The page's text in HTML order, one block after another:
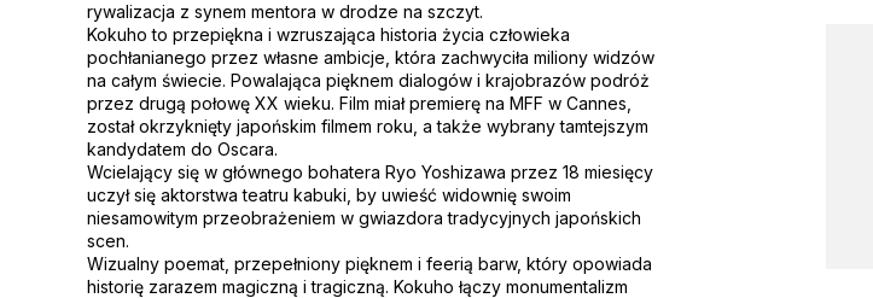
rywalizacja z synem mentora w drodze na szczyt.
Kokuho to przepiękna i wzruszająca historia życia człowieka
pochłanianego przez własne ambicje, która zachwyciła miliony widzów
na całym świecie. Powalająca pięknem dialogów i krajobrazów podróż
przez drugą połowę XX wieku. Film miał premierę na MFF w Cannes,
został okrzyknięty japońskim filmem roku, a także wybrany tamtejszym
kandydatem do Oscara.
Wcielający się w głównego bohatera Ryo Yoshizawa przez 18 miesięcy
uczył się aktorstwa teatru kabuki, by uwieść widownię swoim
niesamowitym przeobrażeniem w gwiazdora tradycyjnych japońskich
scen.
Wizualny poemat, przepełniony pięknem i feerią barw, który opowiada
historię zarazem magiczną i tragiczną. Kokuho łączy monumentalizm